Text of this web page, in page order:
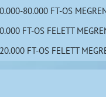
80.000 FT-OS
FT-OS FELETT
FT-OS FELETT